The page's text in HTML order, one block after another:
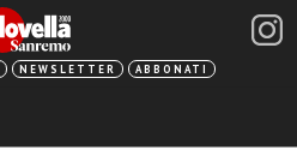
NEWSLETTER ABBONATI